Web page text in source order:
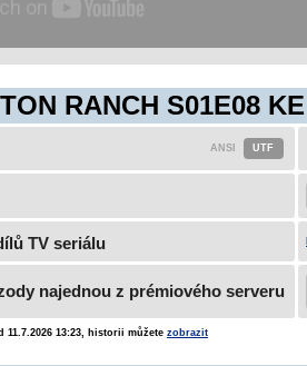
RANCH S01E08
TV seriálu
najednou z prémiového serveru
13:23, historii můžete zobrazit